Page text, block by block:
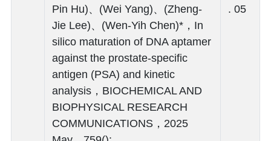
Pin Hu)、(Wei Yang)、(Zheng-
Jie Lee)、(Wen-Yih Chen)*，In
silico maturation of DNA aptamer
against the prostate-specific
antigen (PSA) and kinetic
analysis，BIOCHEMICAL AND
BIOPHYSICAL RESEARCH
COMMUNICATIONS，2025
. 05